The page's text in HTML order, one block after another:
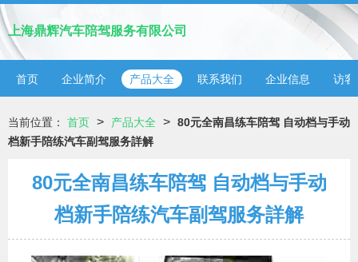
上海鼎辉汽车陪驾服务有限公司
首页 企业简介 产品大全 联系我们 企业信息 访客
当前位置： 首页 > 产品大全 > 80元全南昌练车陪驾 自动档与手动
档新手陪练汽车副驾服务詳解
80元全南昌练车陪驾 自动档与手动
档新手陪练汽车副驾服务詳解